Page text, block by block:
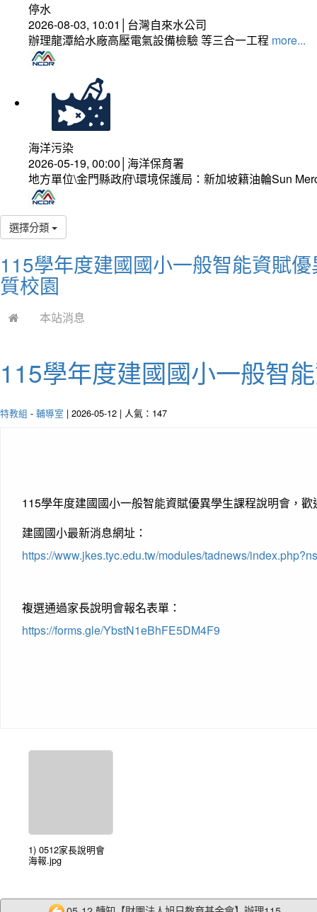
停水
2026-08-03, 10:01│台灣自來水公司
辦理龍潭給水廠高壓電氣設備檢驗 等三合一工程 more...
海洋污染
2026-05-19, 00:00│海洋保育署
地方單位\金門縣政府\環境保護局：新加坡籍油輪Sun
選擇分類
115學年度建國國小一般智能資賦
質校園
本站消息
115學年度建國國小一般智
特教組 - 輔導室 | 2026-05-12 | 人氣：147
115學年度建國國小一般智能資賦優異學生課程說明會，
建國國小最新消息網址：
https://www.jkes.tyc.edu.tw/modules/tadnews/
複選通過家長說明會報名表單：
https://forms.gle/YbstN1eBhFE5DM4F9
1) 0512家長說明會
海報.jpg